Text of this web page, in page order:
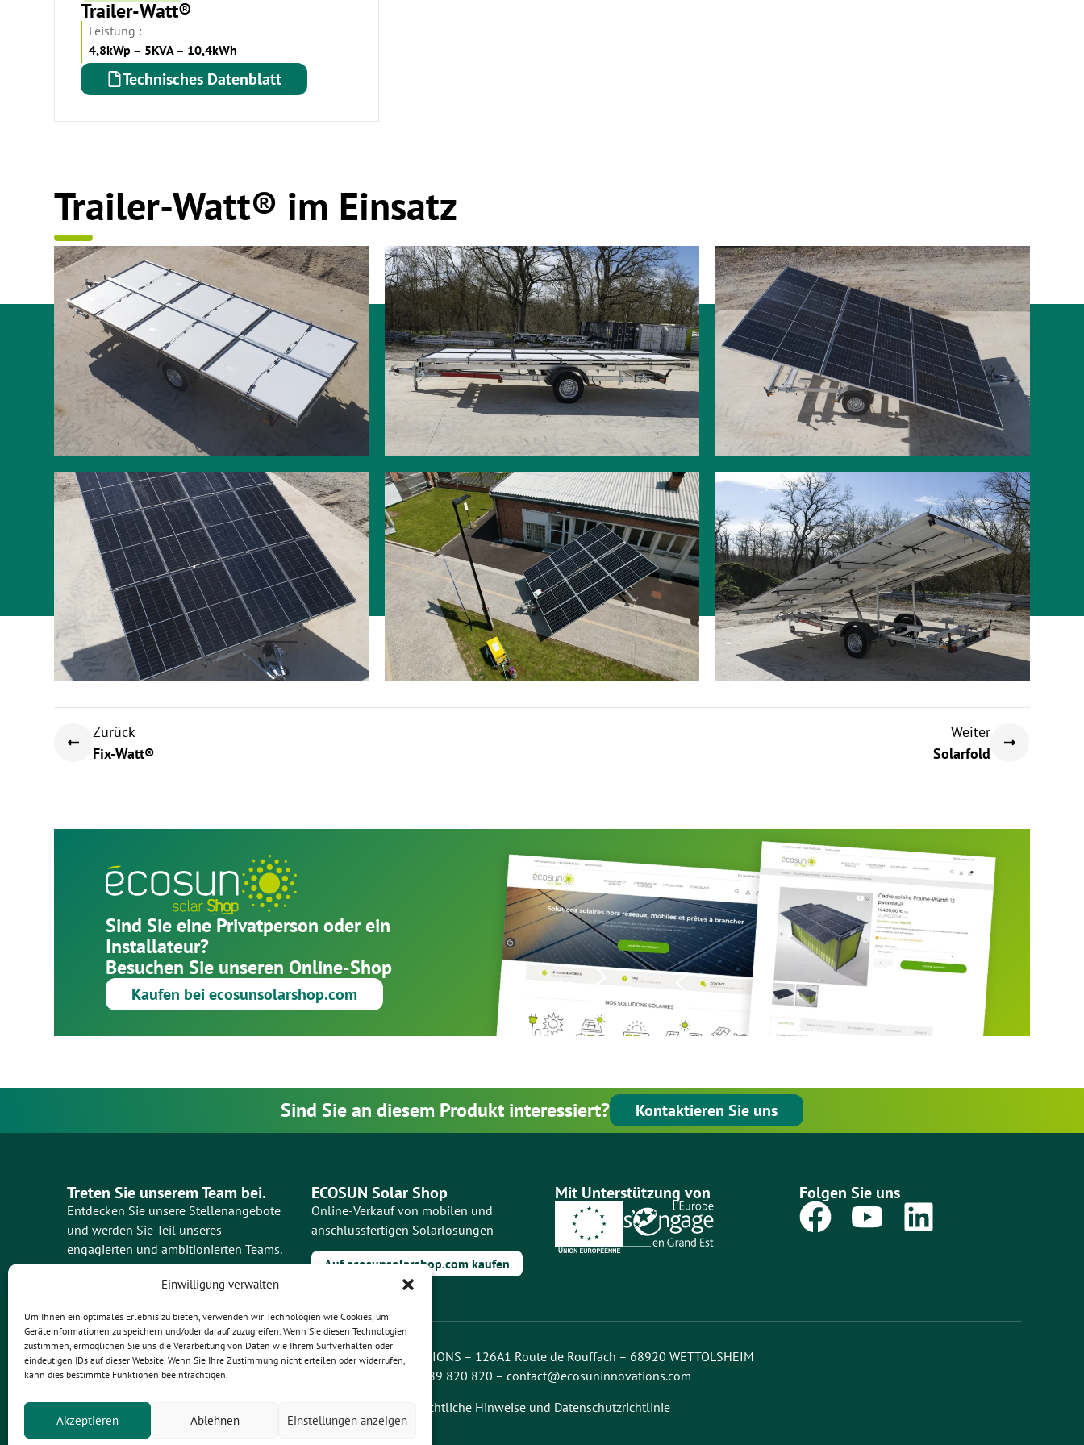
Einwilligung verwalten
Um Ihnen ein optimales Erlebnis zu bieten, verwenden wir Technologien wie Cookies, um
Geräteinformationen zu speichern und/oder darauf zuzugreifen. Wenn Sie diesen Technologien
zustimmen, ermöglichen Sie uns die Verarbeitung von Daten wie Ihrem Surfverhalten oder
eindeutigen IDs auf dieser Website. Wenn Sie Ihre Zustimmung nicht erteilen oder widerrufen,
kann dies bestimmte Funktionen beeinträchtigen.
Akzeptieren Ablehnen Einstellungen anzeigen
Trailer-Watt®
Leistung :
4,8kWp – 5KVA – 10,4kWh
Technisches Datenblatt
Trailer-Watt® im Einsatz
Zurück
Fix-Watt®
Weiter
Solarfold
Sind Sie eine Privatperson oder ein
Installateur?
Besuchen Sie unseren Online-Shop
Kaufen bei ecosunsolarshop.com
Sind Sie an diesem Produkt interessiert? Kontaktieren Sie uns
Treten Sie unserem Team bei.
Entdecken Sie unsere Stellenangebote
und werden Sie Teil unseres
engagierten und ambitionierten Teams.
Unsere Stellenangebote ansehen
ECOSUN Solar Shop
Online-Verkauf von mobilen und
anschlussfertigen Solarlösungen
Auf ecosunsolarshop.com kaufen
Mit Unterstützung von Folgen Sie uns
ECOSUN INNOVATIONS – 126A1 Route de Rouffach – 68920 WETTOLSHEIM
+33 3 89 820 820 – contact@ecosuninnovations.com
Rechtliche Hinweiseund Datenschutzrichtlinie